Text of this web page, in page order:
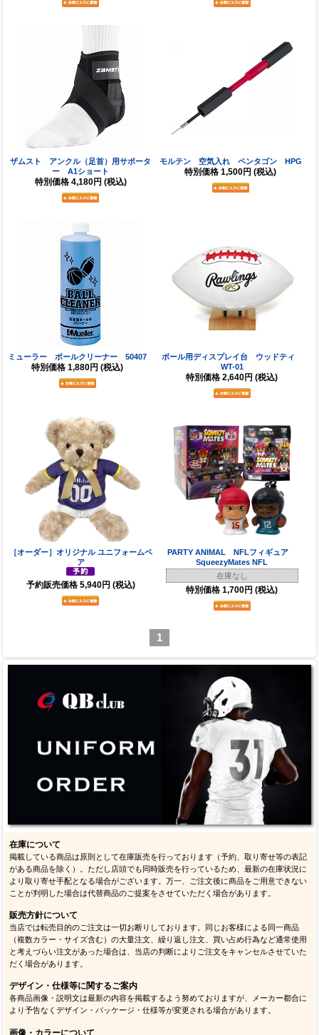
ザムスト アンクル（足首）用サポータ
ー A1ショート
特別価格 4,180円 (税込)
モルテン 空気入れ ペンタゴン HPG
特別価格 1,500円 (税込)
ミューラー ボールクリーナー 50407
特別価格 1,880円 (税込)
ボール用ディスプレイ台 ウッドティ
WT-01
特別価格 2,640円 (税込)
［オーダー］オリジナル ユニフォームベ
ア
予約販売価格 5,940円 (税込)
PARTY ANIMAL NFLフィギュア
SqueezyMates NFL
在庫なし
特別価格 1,700円 (税込)
1
在庫について
掲載している商品は原則として在庫販売を行っております（予約、取り寄せ等の表記
がある商品を除く）。ただし店頭でも同時販売を行っているため、最新の在庫状況に
より取り寄せ手配となる場合がございます。万一、ご注文後に商品をご用意できない
ことが判明した場合は代替商品のご提案をさせていただく場合があります。
販売方針について
当店では転売目的のご注文は一切お断りしております。同じお客様による同一商品
（複数カラー・サイズ含む）の大量注文、繰り返し注文、買い占め行為など通常使用
と考えづらい注文があった場合は、当店の判断によりご注文をキャンセルさせていた
だく場合があります。
デザイン・仕様等に関するご案内
各商品画像・説明文は最新の内容を掲載するよう努めておりますが、メーカー都合に
より予告なくデザイン・パッケージ・仕様等が変更される場合があります。
画像・カラーについて